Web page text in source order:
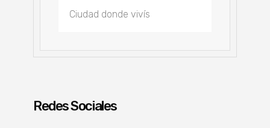
Redes Sociales